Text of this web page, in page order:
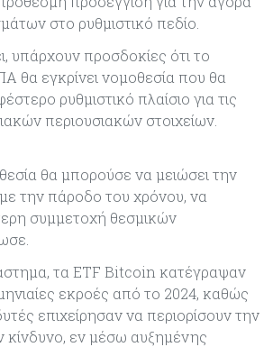
στο ρυθμιστικό πεδίο.
υπάρχουν προσδοκίες ότι το
θα εγκρίνει νομοθεσία που θα
ρυθμιστικό πλαίσιο για τις
περιουσιακών στοιχείων.
θα μπορούσε να μειώσει την
την πάροδο του χρόνου, να
συμμετοχή θεσμικών
τα ETF Bitcoin κατέγραψαν
εκροές από το 2024, καθώς
επιχείρησαν να περιορίσουν την
κίνδυνο, εν μέσω αυξημένης